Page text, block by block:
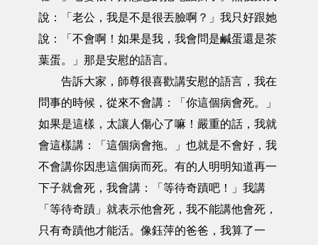
說：「老公，我是不是很丟臉啊？」我只好跟她
說：「不會啊！如果是我，我會問是鹹蛋還是茶
葉蛋。」那是安慰的語言。
告訴大家，師尊很喜歡講安慰的語言，我在
問事的時候，從來不會講：「你這個病會死。」
如果是這樣，太讓人傷心了嘛！嚴重的話，我就
會這樣講：「這個病會拖。」也就是不會好，我
不會講你因患這個病而死。有的人明明知道再一
下子就會死，我會講：「等待奇蹟吧！」我講
「等待奇蹟」就表示他會死，我不能講他會死，
只有奇蹟他才能活。像鈺萍的爸爸，我算了一